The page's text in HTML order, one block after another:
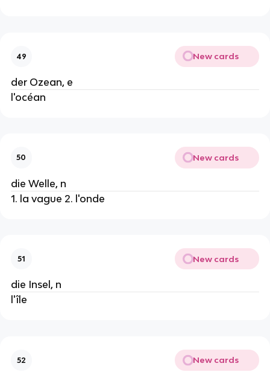
49 New cards
der Ozean, e
l'océan
50 New cards
die Welle, n
1. la vague 2. l'onde
51 New cards
die Insel, n
l'île
52 New cards